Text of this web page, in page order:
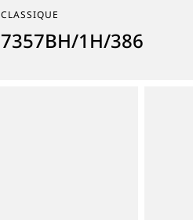
CLASSIQUE
7357BH/1H/386